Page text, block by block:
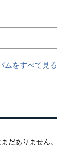
ムをすべて見る
だありません。